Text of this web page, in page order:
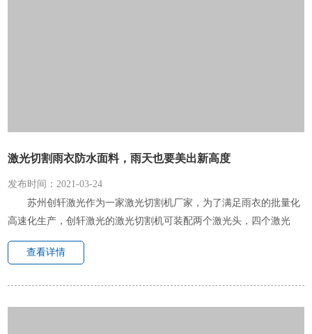
激光切割雨衣防水面料，雨天也要美出新高度
发布时间：2021-03-24
苏州创轩激光作为一家激光切割机厂家，为了满足雨衣的批量化
高速化生产，创轩激光的激光切割机可装配两个激光头，四个激光
头，甚至六个激光头，多头同步切割，效率提高2-5倍，为了满足自动
化的要求，可装配自动送料功...
查看详情